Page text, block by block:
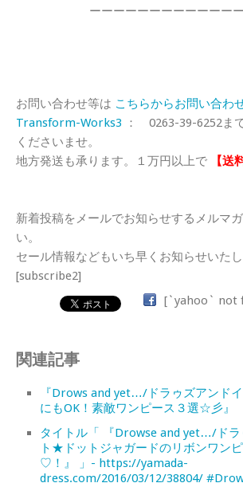
ーーーーーーーーーーーー
お問い合わせ等は こちらからお問い合わ
Transform-Works3 ： 0263-39-6252ま
くださいませ。
地方発送も承ります。１万円以上で
【送
新着投稿をメールでお知らせするメルマ
い。
セール情報などもいち早くお知らせいた
[subscribe2]
[`yahoo` not
関連記事
『Drows and yet…/ドラゥズアンド
にもOK！素敵ワンピース３選☆彡』
タイトル「 『Drowse and yet…/ドラ
ト★ドットジャガードのリボンワン
♡！』 」- https://yamada-
dress.com/2016/03/12/38804/